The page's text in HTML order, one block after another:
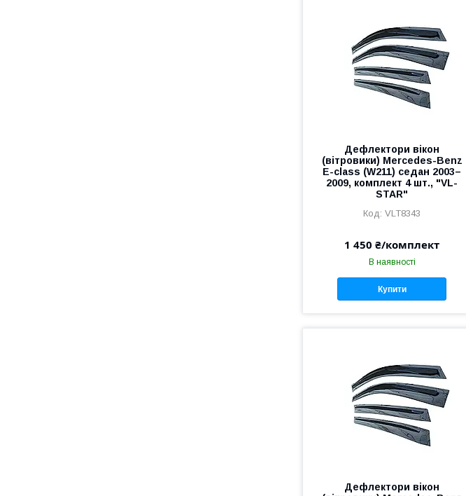
Дефлектори вікон
(вітровики) Mercedes-Benz
E-class (W211) седан 2003–
2009, комплект 4 шт., "VL-
STAR"
VLT8343
1 450 ₴/комплект
В наявності
Купити
Дефлектори вікон